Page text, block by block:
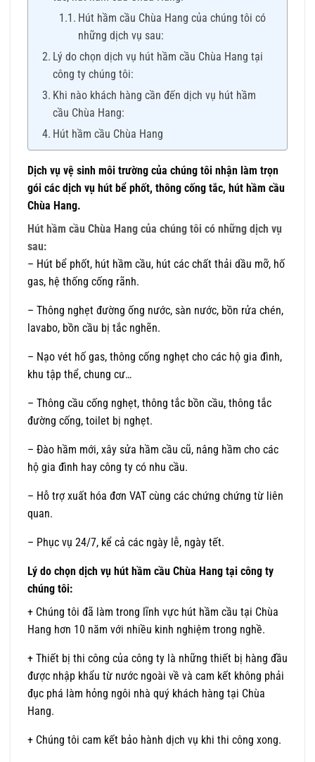
Hút hầm cầu Chùa Hang của chúng tôi có
những dịch vụ sau:
Lý do chọn dịch vụ hút hầm cầu Chùa Hang tại
công ty chúng tôi:
Khi nào khách hàng cần đến dịch vụ hút hầm
cầu Chùa Hang:
Hút hầm cầu Chùa Hang
Dịch vụ vệ sinh môi trường của chúng tôi nhận làm trọn
gói các dịch vụ hút bể phốt, thông cống tắc, hút hầm cầu
Chùa Hang.
Hút hầm cầu Chùa Hang của chúng tôi có những dịch vụ
sau:
– Hút bể phốt, hút hầm cầu, hút các chất thải dầu mỡ, hố
gas, hệ thống cống rãnh.
– Thông nghẹt đường ống nước, sàn nước, bồn rửa chén,
lavabo, bồn cầu bị tắc nghẽn.
– Nạo vét hố gas, thông cống nghẹt cho các hộ gia đình,
khu tập thể, chung cư…
– Thông cầu cống nghẹt, thông tắc bồn cầu, thông tắc
đường cống, toilet bị nghẹt.
– Đào hầm mới, xây sửa hầm cầu cũ, nâng hầm cho các
hộ gia đình hay công ty có nhu cầu.
– Hỗ trợ xuất hóa đơn VAT cùng các chứng chứng từ liên
quan.
– Phục vụ 24/7, kể cả các ngày lễ, ngày tết.
Lý do chọn dịch vụ hút hầm cầu Chùa Hang tại công ty
chúng tôi:
+ Chúng tôi đã làm trong lĩnh vực hút hầm cầu tại Chùa
Hang hơn 10 năm với nhiều kinh nghiệm trong nghề.
+ Thiết bị thi công của công ty là những thiết bị hàng đầu
được nhập khẩu từ nước ngoài về và cam kết không phải
đục phá làm hỏng ngôi nhà quý khách hàng tại Chùa
Hang.
+ Chúng tôi cam kết bảo hành dịch vụ khi thi công xong.